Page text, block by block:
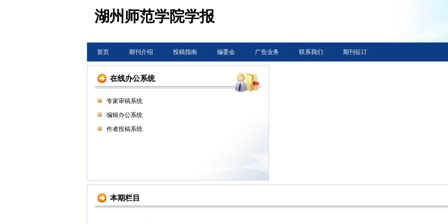
湖州师范学院学报
首页 期刊介绍 投稿指南 编委会 广告业务 联系我们 期刊征订
在线办公系统
专家审稿系统
编辑办公系统
作者投稿系统
本期栏目